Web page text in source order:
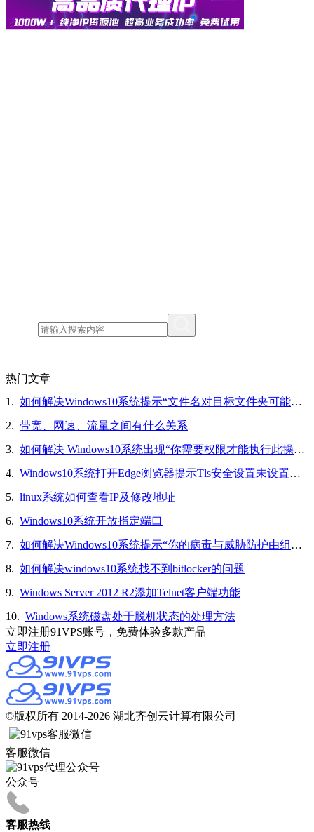
热门文章
1. 如何解决Windows10系统提示“文件名对目标文件夹可能太长，你可以缩短文件名”的问题
2. 带宽、网速、流量之间有什么关系
3. 如何解决 Windows10系统出现“你需要权限才能执行此操作”的问题
4. Windows10系统打开Edge浏览器提示Tls安全设置未设置为默认设置的解决方法
5. linux系统如何查看IP及修改地址
6. Windows10系统开放指定端口
7. 如何解决Windows10系统提示“你的病毒与威胁防护由组织提供”的问题
8. 如何解决windows10系统找不到bitlocker的问题
9. Windows Server 2012 R2添加Telnet客户端功能
10. Windows系统磁盘处于脱机状态的处理方法
立即注册91VPS账号，免费体验多款产品
立即注册
©版权所有 2014-2026 湖北齐创云计算有限公司
客服微信
公众号
客服热线